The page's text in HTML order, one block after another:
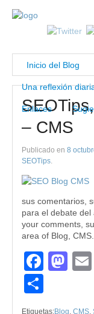
Inicio del Blog
Una reflexión
Enlaces
– CMS
Publicado en 8
SEOTips.
sus comentarios,
para el debate del
your comments,
area of Blog,
Etiquetas:Blog, CMS,